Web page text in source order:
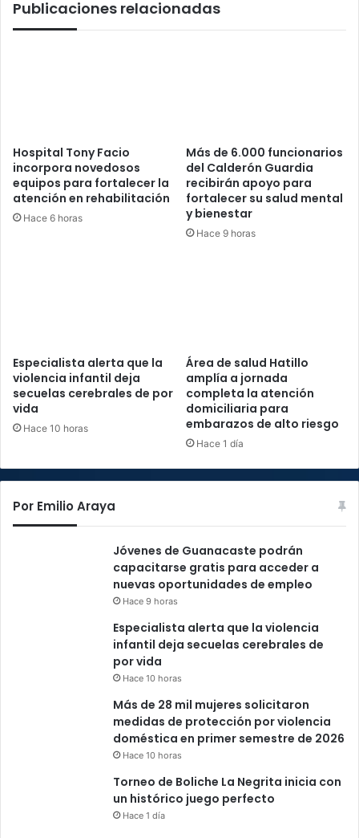
Publicaciones relacionadas
Hospital Tony Facio
incorpora novedosos
equipos para fortalecer la
atención en rehabilitación
Hace 6 horas
Más de 6.000 funcionarios
del Calderón Guardia
recibirán apoyo para
fortalecer su salud mental
y bienestar
Hace 9 horas
Especialista alerta que la
violencia infantil deja
secuelas cerebrales de por
vida
Hace 10 horas
Área de salud Hatillo
amplía a jornada
completa la atención
domiciliaria para
embarazos de alto riesgo
Hace 1 día
Por Emilio Araya
Jóvenes de Guanacaste podrán
capacitarse gratis para acceder a
nuevas oportunidades de empleo
Hace 9 horas
Especialista alerta que la violencia
infantil deja secuelas cerebrales de
por vida
Hace 10 horas
Más de 28 mil mujeres solicitaron
medidas de protección por violencia
doméstica en primer semestre de 2026
Hace 10 horas
Torneo de Boliche La Negrita inicia con
un histórico juego perfecto
Hace 1 día